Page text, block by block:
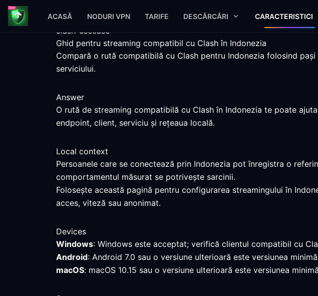
ACASĂ NODURI VPN TARIFE DESCĂRCĂRI CARACTERISTICI
clash-usecase
Ghid pentru streaming compatibil cu Clash în Indonezia
Compară o rută compatibilă cu Clash pentru Indonezia folosind
serviciului.
Answer
O rută de streaming compatibilă cu Clash în Indonezia te poate
endpoint, client, serviciu și rețeaua locală.
Local context
Persoanele care se conectează prin Indonezia pot înregistra o
comportamentul măsurat se potrivește sarcinii.
Folosește această pagină pentru configurarea streamingului în
acces, viteză sau anonimat.
Devices
Windows: Windows este acceptat; verifică clientul compatibil cu
Android: Android 7.0 sau o versiune ulterioară este versiunea
macOS: macOS 10.15 sau o versiune ulterioară este versiunea